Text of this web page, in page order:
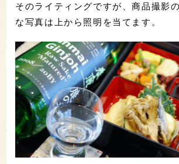
そのライティングですが、商品撮影
な写真は上から照明を当てます。